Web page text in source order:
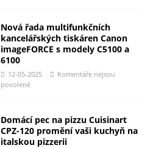
Nová řada multifunkčních
kancelářských tiskáren Canon
imageFORCE s modely C5100 a
6100
12-05-2025
Komentáře nejsou
povolené
Domácí pec na pizzu Cuisinart
CPZ-120 promění vaši kuchyň na
italskou pizzerii